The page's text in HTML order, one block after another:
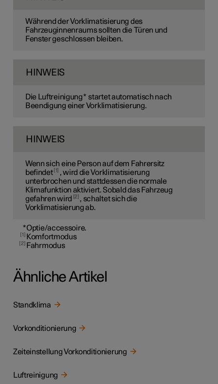
Während der Vorklimatisierung des
Fahrzeuginnenraums sollten die Türen und
Fenster geschlossen bleiben.
HINWEIS
Die Luftreinigung* startet automatisch nach
Beendigung einer Vorklimatisierung.
HINWEIS
Wenn sich eine Person auf dem Fahrersitz
befindet 1 , wird die Vorklimatisierung
unterbrochen und stattdessen die normale
Klimafunktion aktiviert. Sobald das Fahrzeug
gefahren wird
2 , schaltet sich die
Vorklimatisierung ab.
*Optie/accessoire.
1 Komfortmodus
2 Fahrmodus
Ähnliche Artikel
Standklima
Vorkonditionierung
Zeiteinstellung Vorkonditionierung
Luftreinigung